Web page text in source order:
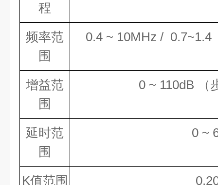
程
频率范
围
0.4 ~ 10MHz /
增益范
围
0 ~ 110dB （
延时范
围
0 ~
K值范围